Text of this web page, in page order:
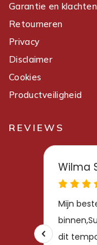
Garantie en klachten
Retourneren
Privacy
Disclaimer
Cookies
Productveiligheid
REVIEWS